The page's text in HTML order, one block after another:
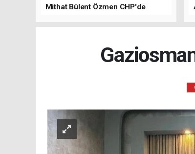
Mithat Bülent Özmen CHP'de